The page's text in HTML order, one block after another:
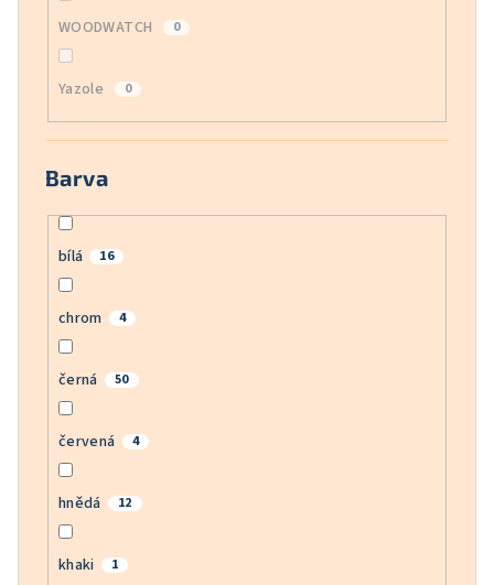
WOODWATCH 0
Yazole 0
Barva
bílá 16
chrom 4
černá 50
červená 4
hnědá 12
khaki 1